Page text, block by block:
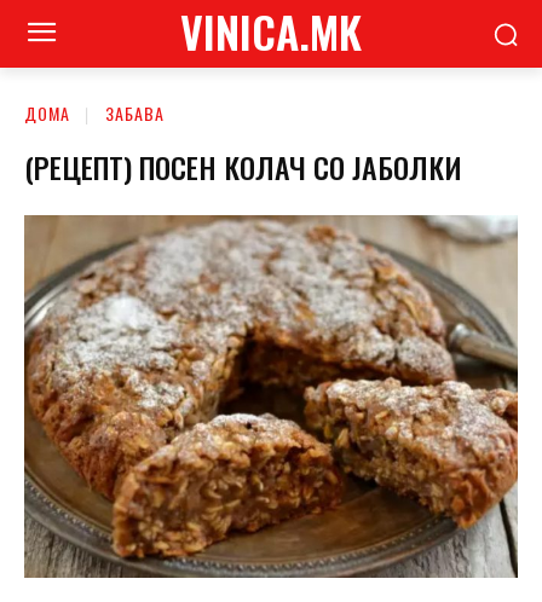
VINICA.MK
ДОМА ЗАБАВА
(РЕЦЕПТ) ПОСЕН КОЛАЧ СО ЈАБОЛКИ